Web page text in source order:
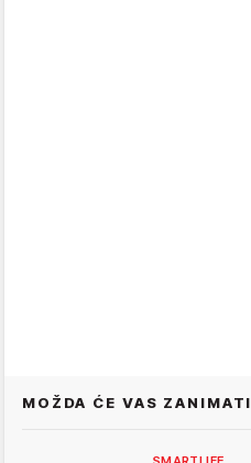
MOŽDA ĆE VAS ZANIMATI